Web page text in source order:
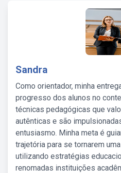
Sandra
Como orientador, minha
progresso dos alunos no
técnicas pedagógicas que
autênticas e são
entusiasmo. Minha meta é
trajetória para se tornarem
utilizando estratégias
renomadas instituições